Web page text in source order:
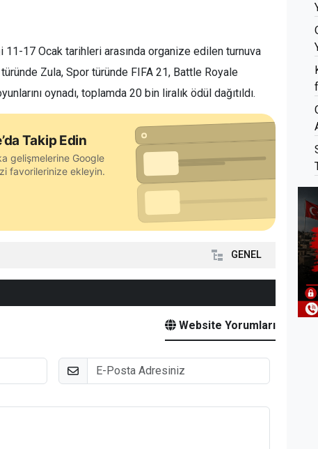
11-17 Ocak tarihleri arasında organize edilen turnuva
Zula, Spor türünde FIFA 21, Battle Royale
oynadı, toplamda 20 bin liralık ödül dağıtıldı.
Takip Edin
gelişmelerine Google
favorilerinize ekleyin.
GENEL
Website Yorumları
E-Posta